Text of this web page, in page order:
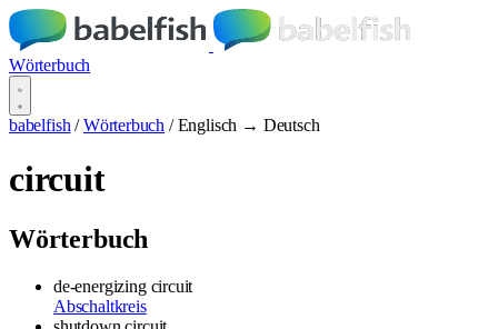
Wörterbuch
babelfish / Wörterbuch / Englisch → Deutsch
circuit
Wörterbuch
de-energizing circuit
Abschaltkreis